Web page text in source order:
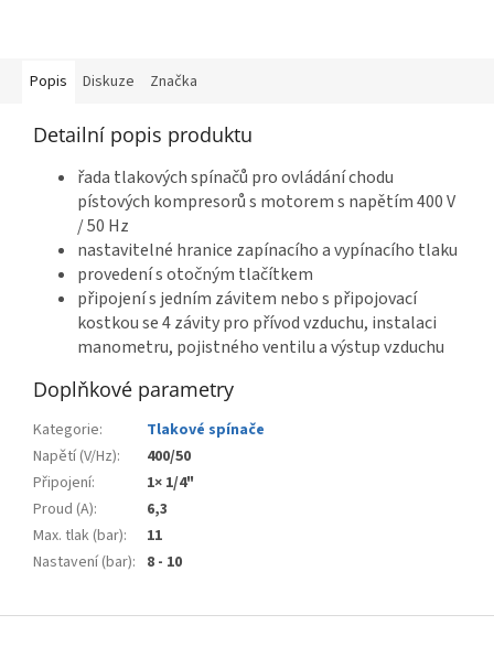
Popis Diskuze Značka
Detailní popis produktu
řada tlakových spínačů pro ovládání chodu
pístových kompresorů s motorem s napětím 400 V
/ 50 Hz
nastavitelné hranice zapínacího a vypínacího tlaku
provedení s otočným tlačítkem
připojení s jedním závitem nebo s připojovací
kostkou se 4 závity pro přívod vzduchu, instalaci
manometru, pojistného ventilu a výstup vzduchu
Doplňkové parametry
Kategorie:
Tlakové spínače
Napětí (V/Hz):
400/50
Připojení:
1× 1/4"
Proud (A):
6,3
Max. tlak (bar):
11
Nastavení (bar): 8 - 10
Z